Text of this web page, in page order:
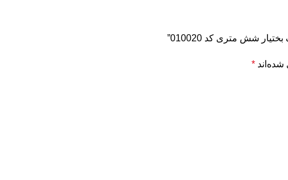
شش متری کد 010020”
*